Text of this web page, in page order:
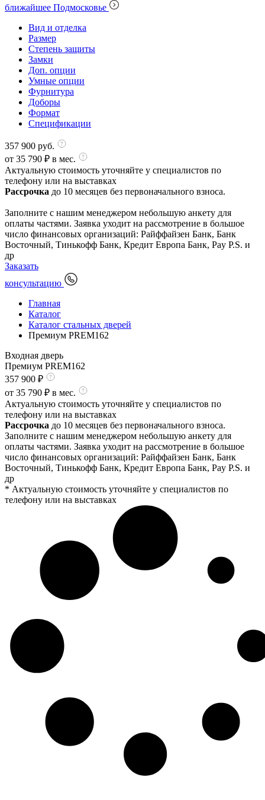
ближайшее Подмосковье
Вид и отделка
Размер
Степень защиты
Замки
Доп. опции
Умные опции
Фурнитура
Доборы
Формат
Спецификации
357 900 руб.
от 35 790 ₽ в мес.
Актуальную стоимость уточняйте у специалистов по
телефону или на выставках
Рассрочка до 10 месяцев без первоначального взноса.
Заполните с нашим менеджером небольшую анкету для
оплаты частями. Заявка уходит на рассмотрение в большое
число финансовых организаций: Райффайзен Банк, Банк
Восточный, Тинькофф Банк, Кредит Европа Банк, Pay P.S. и
др
Заказать
консультацию
Главная
Каталог
Каталог стальных дверей
Премиум PREM162
Входная дверь
Премиум PREM162
357 900 ₽
от 35 790 ₽ в мес.
Актуальную стоимость уточняйте у специалистов по
телефону или на выставках
Рассрочка до 10 месяцев без первоначального взноса.
Заполните с нашим менеджером небольшую анкету для
оплаты частями. Заявка уходит на рассмотрение в большое
число финансовых организаций: Райффайзен Банк, Банк
Восточный, Тинькофф Банк, Кредит Европа Банк, Pay P.S. и
др
* Актуальную стоимость уточняйте у специалистов по
телефону или на выставках